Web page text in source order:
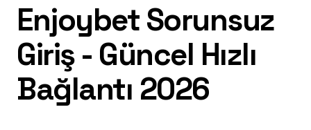
Enjoybet Sorunsuz
Giriş - Güncel Hızlı
Bağlantı 2026